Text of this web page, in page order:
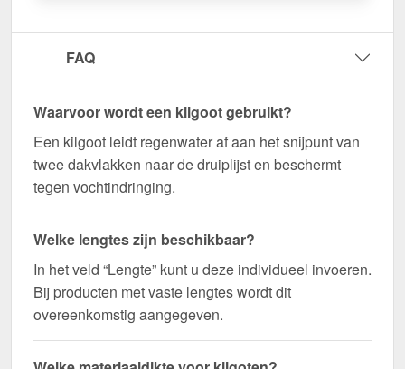
FAQ
Waarvoor wordt een kilgoot gebruikt?
Een kilgoot leidt regenwater af aan het snijpunt van
twee dakvlakken naar de druiplijst en beschermt
tegen vochtindringing.
Welke lengtes zijn beschikbaar?
In het veld “Lengte” kunt u deze individueel invoeren.
Bij producten met vaste lengtes wordt dit
overeenkomstig aangegeven.